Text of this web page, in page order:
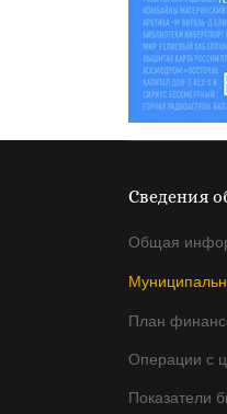
Сведения
Общая
План
Операции с
Показатели